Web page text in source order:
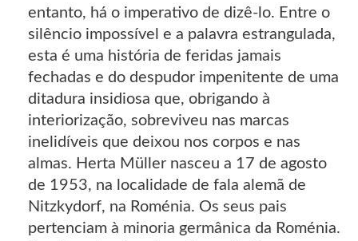
entanto, há o imperativo de dizê-lo. Entre o
silêncio impossível e a palavra estrangulada,
esta é uma história de feridas jamais
fechadas e do despudor impenitente de uma
ditadura insidiosa que, obrigando à
interiorização, sobreviveu nas marcas
inelidíveis que deixou nos corpos e nas
almas. Herta Müller nasceu a 17 de agosto
de 1953, na localidade de fala alemã de
Nitzkydorf, na Roménia. Os seus pais
pertenciam à minoria germânica da Roménia.